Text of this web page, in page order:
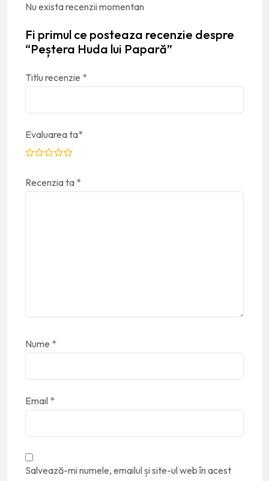
Nu exista recenzii momentan
Fi primul ce posteaza recenzie despre
“Peștera Huda lui Papară”
Titlu recenzie *
Evaluarea ta*
Recenzia ta *
Nume *
Email *
Salvează-mi numele, emailul și site-ul web în acest